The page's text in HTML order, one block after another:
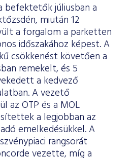
befektetők júliusban a
miután 12
a forgalom a parketten
időszakához képest. A
csökkenést követően a
remekelt, és 5
a kedvező
A vezető
az OTP és a MOL
a legjobban az
emelkedésükkel. A
rangsorát
vezette, míg a